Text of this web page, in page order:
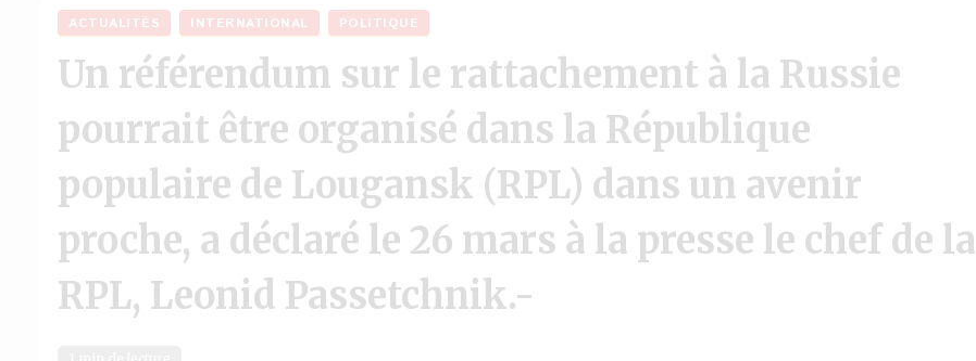
ACTUALITÉS INTERNATIONAL POLITIQUE
Un référendum sur le rattachement à la Russie
pourrait être organisé dans la République
populaire de Lougansk (RPL) dans un avenir
proche, a déclaré le 26 mars à la presse le chef de la
RPL, Leonid Passetchnik.-